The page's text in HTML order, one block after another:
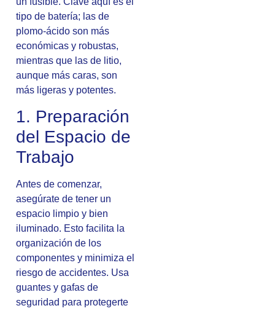
tipo de batería; las de
plomo-ácido son más
económicas y robustas,
mientras que las de litio,
aunque más caras, son
más ligeras y potentes.
1. Preparación
del Espacio de
Trabajo
Antes de comenzar,
asegúrate de tener un
espacio limpio y bien
iluminado. Esto facilita la
organización de los
componentes y minimiza el
riesgo de accidentes. Usa
guantes y gafas de
seguridad para protegerte